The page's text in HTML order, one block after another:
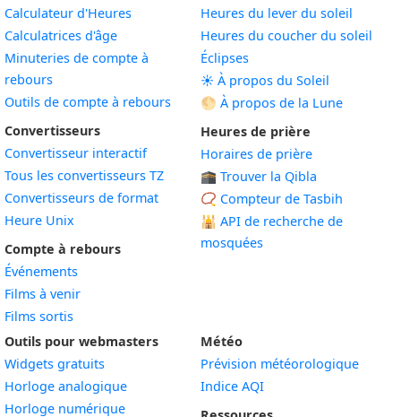
Calculateur d'Heures
Calculatrices d'âge
Minuteries de compte à
rebours
Outils de compte à rebours
Convertisseurs
Convertisseur interactif
Tous les convertisseurs TZ
Convertisseurs de format
Heure Unix
Compte à rebours
Événements
Films à venir
Films sortis
Heures du lever du soleil
Heures du coucher du soleil
Éclipses
☀️ À propos du Soleil
🌕 À propos de la Lune
Heures de prière
Horaires de prière
🕋 Trouver la Qibla
📿 Compteur de Tasbih
🕌 API de recherche de
mosquées
Outils pour webmasters
Widgets gratuits
Horloge analogiqueWidget
Horloge numériqueWidget
Météo
Prévision météorologique
Indice AQI